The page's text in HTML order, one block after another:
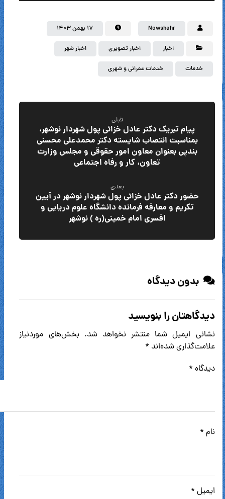
Nowshahr ۱۷ بهمن ۱۴۰۳
اخبار اخبار تصویری اخبار شهر
خدمات خدمات عمرانی و شهری
قبلی
پیام تبریک دکتر عادل خزائی پول شهردار نوشهر،
بمناسبت انتصاب شایسته دکتر محمدعلی محسنی
بندپی بعنوان معاون امور حقوقی و مجلس وزارت
تعاون، کار و رفاه اجتماعی
بعدی
حضور دکتر عادل خزائی پول شهردار نوشهر در آیین
تکریم و معارفه فرمانده دانشگاه علوم دریایی و
افسری امام خمینی(ره ) نوشهر
بدون دیدگاه
دیدگاهتان را بنویسید
نشانی ایمیل شما منتشر نخواهد شد. بخش‌های موردنیاز
علامت‌گذاری شده‌اند *
دیدگاه *
نام *
ایمیل *